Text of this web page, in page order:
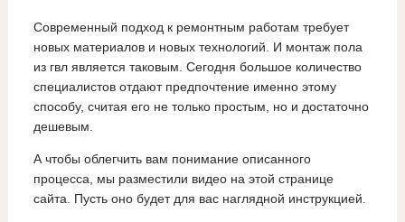
Современный подход к ремонтным работам требует
новых материалов и новых технологий. И монтаж пола
из гвл является таковым. Сегодня большое количество
специалистов отдают предпочтение именно этому
способу, считая его не только простым, но и достаточно
дешевым.
А чтобы облегчить вам понимание описанного
процесса, мы разместили видео на этой странице
сайта. Пусть оно будет для вас наглядной инструкцией.